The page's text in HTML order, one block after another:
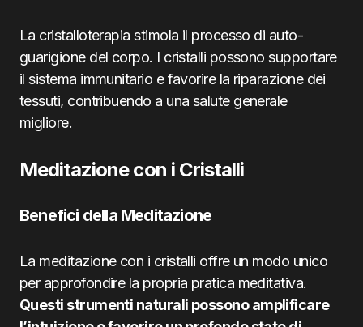
La cristalloterapia stimola il processo di auto-
guarigione del corpo. I cristalli possono supportare
il sistema immunitario e favorire la riparazione dei
tessuti, contribuendo a una salute generale
migliore.
Meditazione con i Cristalli
Benefici della Meditazione
La meditazione con i cristalli offre un modo unico
per approfondire la propria pratica meditativa.
Questi strumenti naturali possono amplificare